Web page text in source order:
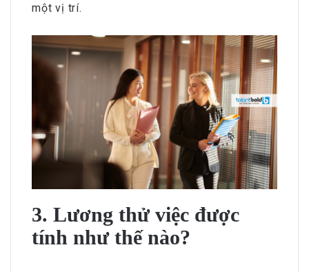
một vị trí.
3. Lương thử việc được
tính như thế nào?